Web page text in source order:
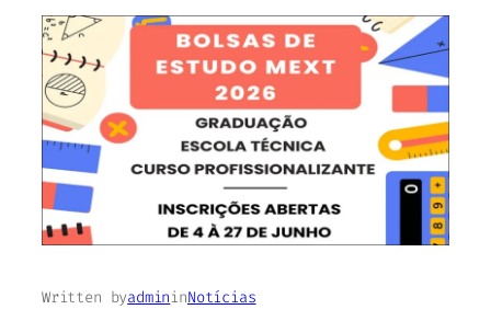
Written byadmininNotícias